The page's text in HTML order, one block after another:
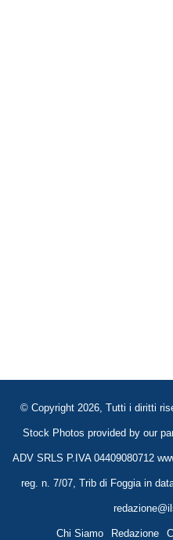
© Copyright 2026, Tutti i diritti
Stock Photos provided by our
ADV SRLS P.IVA 04409080712
reg. n. 7/07, Trib di Foggia in
Chi Siamo Redazione